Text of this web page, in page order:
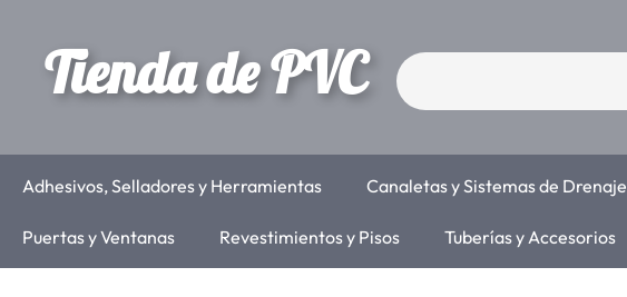
Tienda de PVC
Adhesivos, Selladores y Herramientas Canaletas y Sistemas de Drenaje
Puertas y Ventanas Revestimientos y Pisos Tuberías y Accesorios